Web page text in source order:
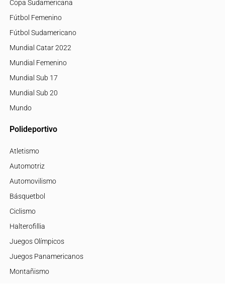
Copa Sudamericana
Fútbol Femenino
Fútbol Sudamericano
Mundial Catar 2022
Mundial Femenino
Mundial Sub 17
Mundial Sub 20
Mundo
Polideportivo
Atletismo
Automotriz
Automovilismo
Básquetbol
Ciclismo
Halterofillia
Juegos Olímpicos
Juegos Panamericanos
Montañismo